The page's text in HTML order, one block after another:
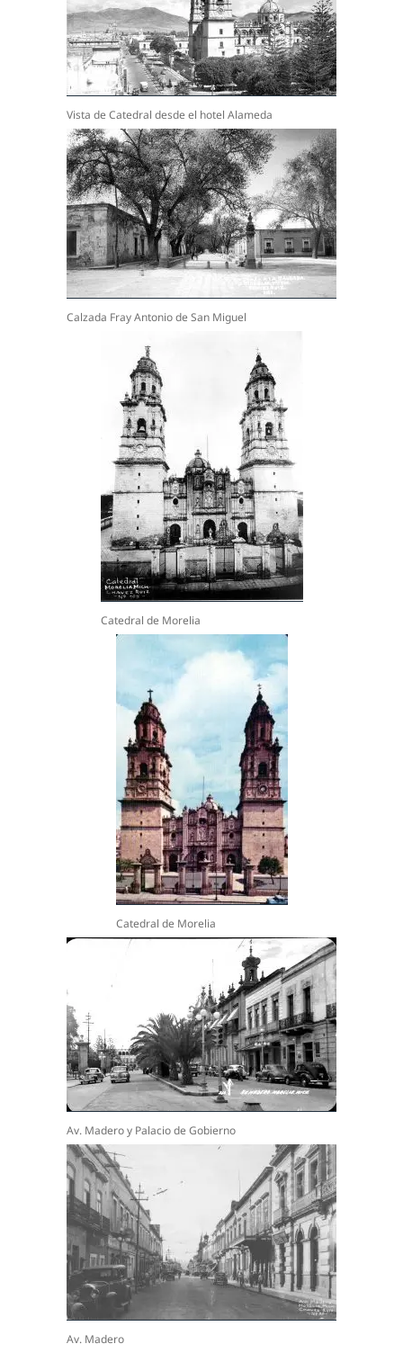
Vista de Catedral desde el hotel Alameda
Calzada Fray Antonio de San Miguel
Catedral de Morelia
Catedral de Morelia
Av. Madero y Palacio de Gobierno
Av. Madero